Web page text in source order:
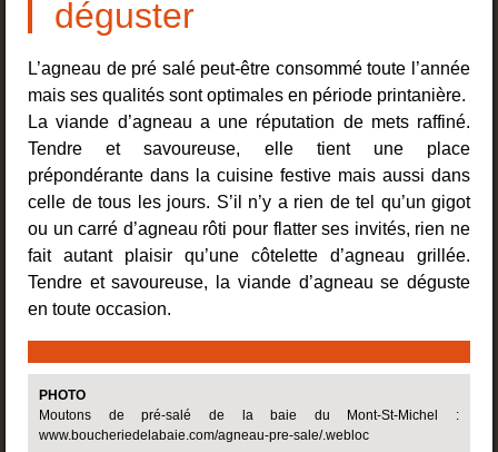
déguster
L’agneau de pré salé peut-être consommé toute l’année
mais ses qualités sont optimales en période printanière.
La viande d’agneau a une réputation de mets raffiné.
Tendre et savoureuse, elle tient une place
prépondérante dans la cuisine festive mais aussi dans
celle de tous les jours. S’il n’y a rien de tel qu’un gigot
ou un carré d’agneau rôti pour flatter ses invités, rien ne
fait autant plaisir qu’une côtelette d’agneau grillée.
Tendre et savoureuse, la viande d’agneau se déguste
en toute occasion.
PHOTO
Moutons de pré-salé de la baie du Mont-St-Michel :
www.boucheriedelabaie.com/agneau-pre-sale/.webloc